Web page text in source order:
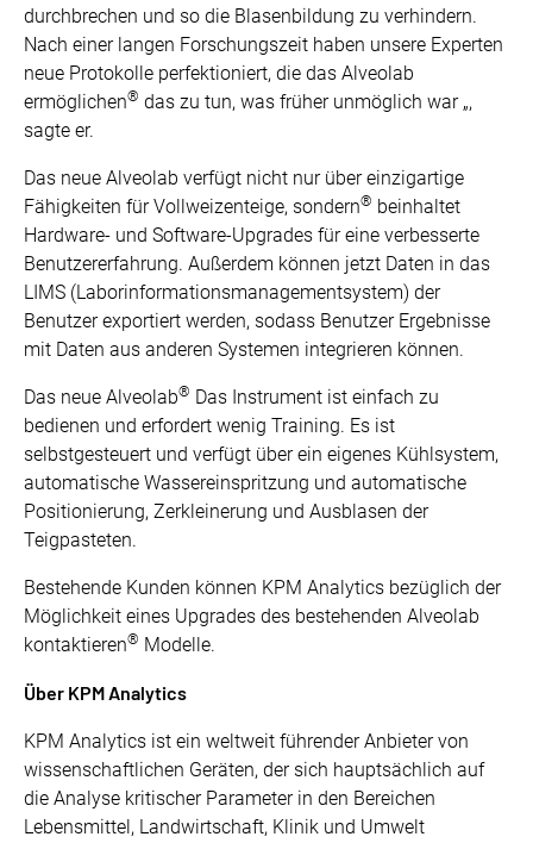
durchbrechen und so die Blasenbildung zu verhindern.
Nach einer langen Forschungszeit haben unsere Experten
neue Protokolle perfektioniert, die das Alveolab
ermöglichen® das zu tun, was früher unmöglich war „,
sagte er.
Das neue Alveolab verfügt nicht nur über einzigartige
Fähigkeiten für Vollweizenteige, sondern® beinhaltet
Hardware- und Software-Upgrades für eine verbesserte
Benutzererfahrung. Außerdem können jetzt Daten in das
LIMS (Laborinformationsmanagementsystem) der
Benutzer exportiert werden, sodass Benutzer Ergebnisse
mit Daten aus anderen Systemen integrieren können.
Das neue Alveolab® Das Instrument ist einfach zu
bedienen und erfordert wenig Training. Es ist
selbstgesteuert und verfügt über ein eigenes Kühlsystem,
automatische Wassereinspritzung und automatische
Positionierung, Zerkleinerung und Ausblasen der
Teigpasteten.
Bestehende Kunden können KPM Analytics bezüglich der
Möglichkeit eines Upgrades des bestehenden Alveolab
kontaktieren® Modelle.
Über KPM Analytics ‍
KPM Analytics ist ein weltweit führender Anbieter von
wissenschaftlichen Geräten, der sich hauptsächlich auf
die Analyse kritischer Parameter in den Bereichen
Lebensmittel, Landwirtschaft, Klinik und Umwelt